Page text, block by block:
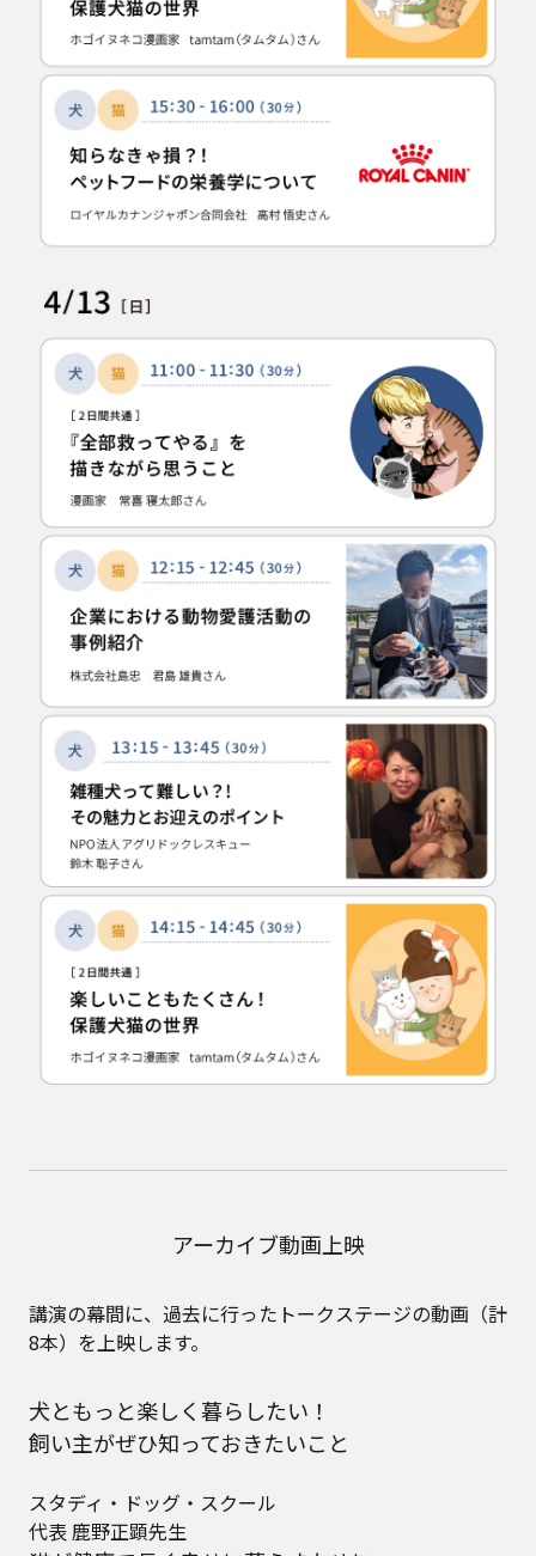
アーカイブ動画上映
講演の幕間に、過去に行ったトークステージの動画（計
8本）を上映します。
犬ともっと楽しく暮らしたい！
飼い主がぜひ知っておきたいこと
スタディ・ドッグ・スクール
代表 鹿野正顕先生